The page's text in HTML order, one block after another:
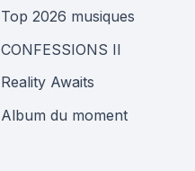
Top 2026 musiques
CONFESSIONS II
Reality Awaits
Album du moment